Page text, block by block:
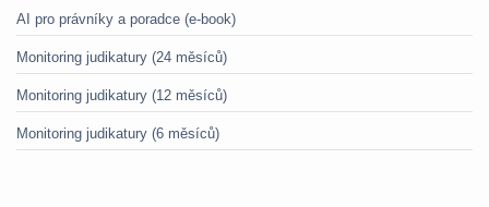
AI pro právníky a poradce (e-book)
Monitoring judikatury (24 měsíců)
Monitoring judikatury (12 měsíců)
Monitoring judikatury (6 měsíců)